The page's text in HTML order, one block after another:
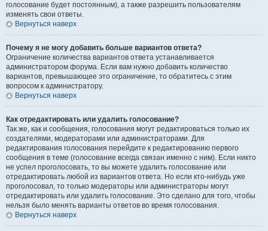
голосование будет постоянным), а также разрешить пользователям
изменять свои ответы.
Вернуться наверх
Почему я не могу добавить больше вариантов ответа?
Ограничение количества вариантов ответа устанавливается
администратором форума. Если вам нужно добавить количество
вариантов, превышающее это ограничение, то обратитесь с этим
вопросом к администратору.
Вернуться наверх
Как отредактировать или удалить голосование?
Так же, как и сообщения, голосования могут редактироваться только их
создателями, модераторами или администраторами. Для
редактирования голосования перейдите к редактированию первого
сообщения в теме (голосование всегда связан именно с ним). Если никто
не успел проголосовать, то вы можете удалить голосование или
отредактировать любой из вариантов ответа. Но если кто-нибудь уже
проголосовал, то только модераторы или администраторы могут
отредактировать или удалить голосование. Это сделано для того, чтобы
нельзя было менять варианты ответов во время голосования.
Вернуться наверх